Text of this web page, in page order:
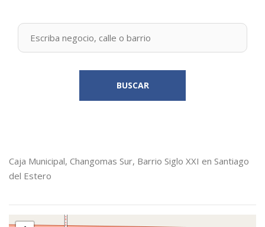
BUSCAR
Caja Municipal, Changomas Sur, Barrio Siglo XXI en Santiago
del Estero